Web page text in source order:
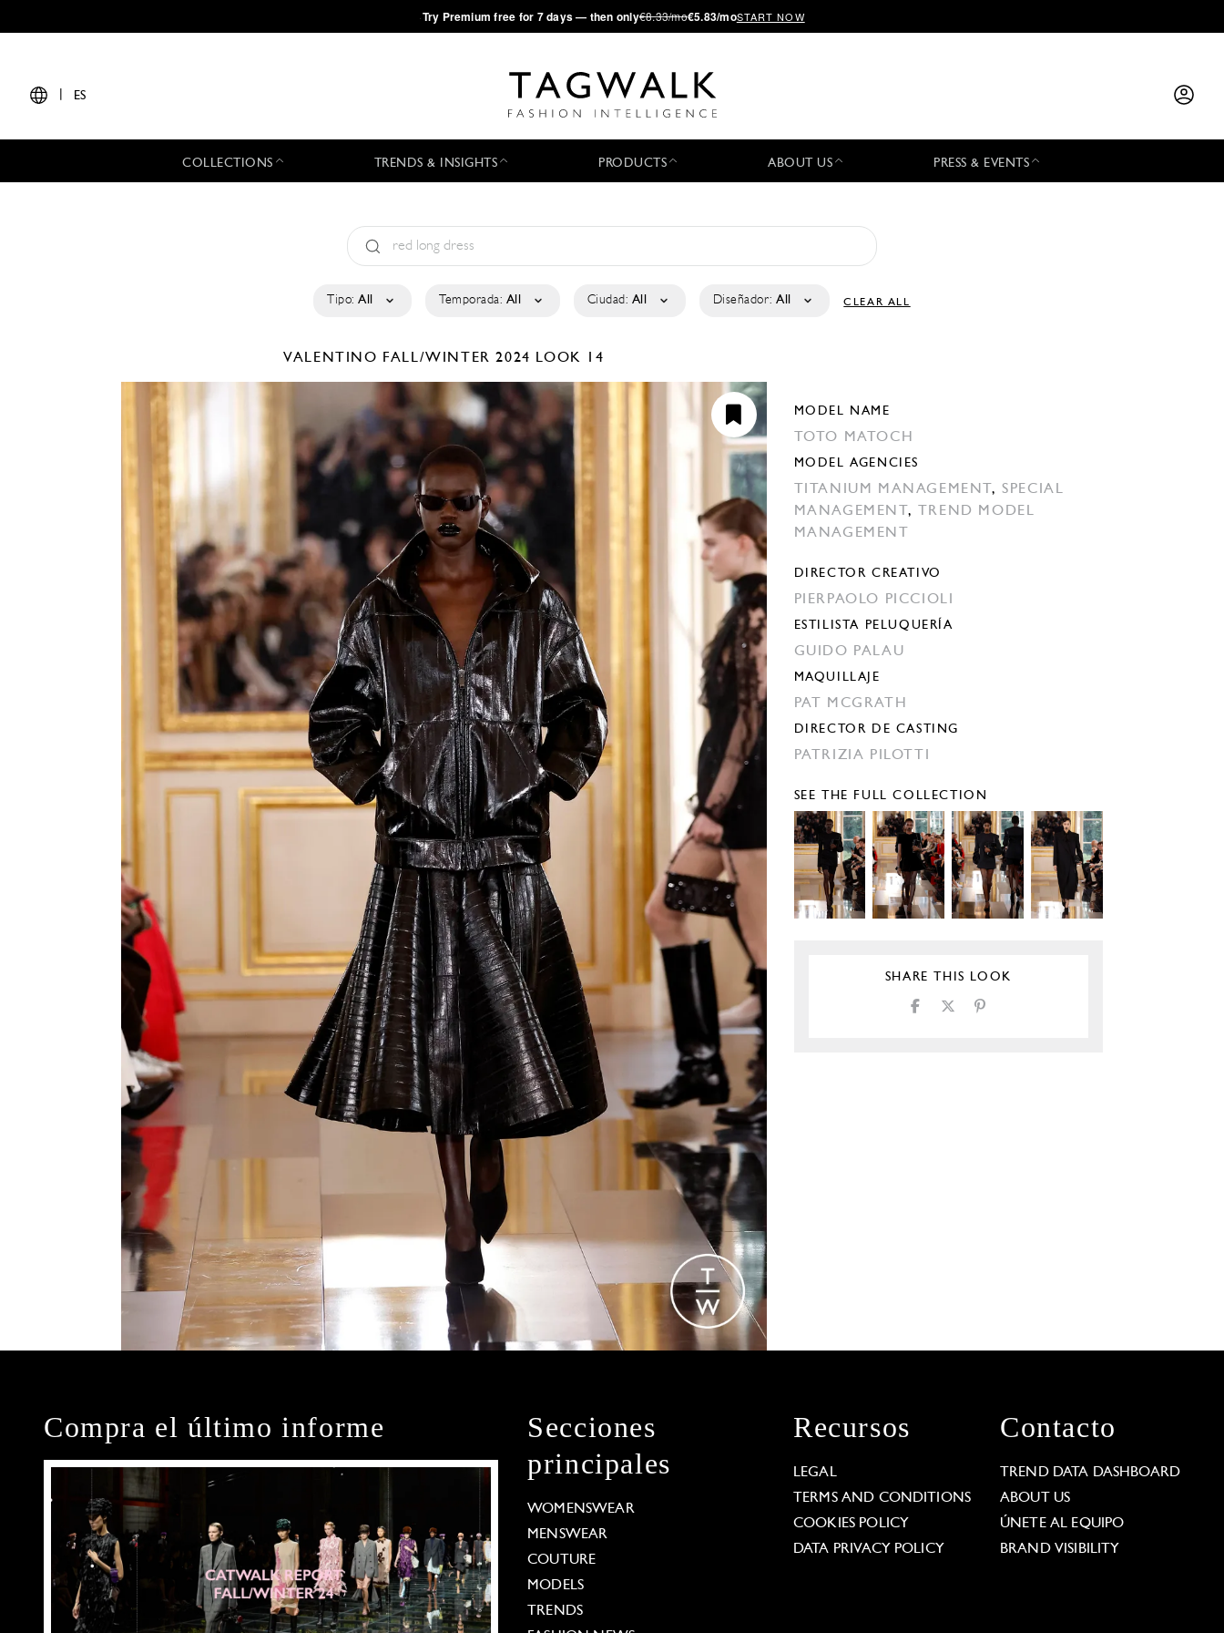
·Try Premium free for 7 days — then only€8.33/mo€5.83/moSTART NOW
ES
COLLECTIONS TRENDS & INSIGHTS PRODUCTS ABOUT US PRESS & EVENTS
Tipo: All Temporada: All Ciudad: All Diseñador: All CLEAR ALL
VALENTINO FALL/WINTER 2024 LOOK 14
MODEL NAME
TOTO MATOCH
MODEL AGENCIES
TITANIUM MANAGEMENT,SPECIAL
MANAGEMENT ,
TREND MODEL
MANAGEMENT
DIRECTOR CREATIVO
PIERPAOLO PICCIOLI
ESTILISTA PELUQUERÍA
GUIDO PALAU
MAQUILLAJE
PAT MCGRATH
DIRECTOR DE CASTING
PATRIZIA PILOTTI
SEE THE FULL COLLECTION
SHARE THIS LOOK
Compra el último informe
Secciones
principales
WOMENSWEAR
MENSWEAR
COUTURE
MODELS
TRENDS
Recursos
LEGAL
TERMS AND CONDITIONS
COOKIES POLICY
DATA PRIVACY POLICY
Contacto
TREND DATA DASHBOARD
ABOUT US
ÚNETE AL EQUIPO
BRAND VISIBILITY